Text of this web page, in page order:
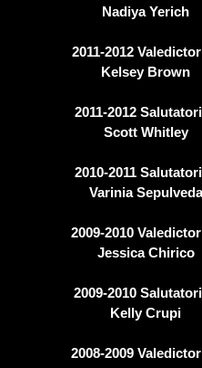
Nadiya Yerich
2011-2012
Kelsey Brown
2011-2012
Scott Whitley
2010-2011
Varinia Sepulveda
2009-2010
Jessica Chirico
2009-2010
Kelly Crupi
2008-2009